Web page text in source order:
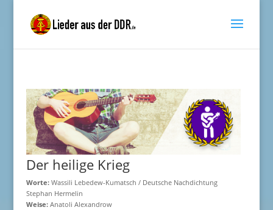
Der heilige Krieg
Worte:Wassili Lebedew-Kumatsch / Deutsche Nachdichtung
Stephan Hermelin
Weise:Anatoli Alexandrow